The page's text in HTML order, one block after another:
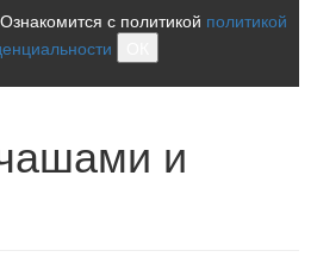
с политикой политикой
и